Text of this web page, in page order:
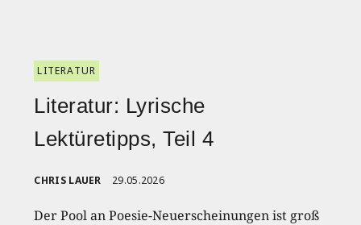
LITERATUR
Literatur: Lyrische
Lektüretipps, Teil 4
CHRIS LAUER 29.05.2026
Der Pool an Poesie-Neuerscheinungen ist groß